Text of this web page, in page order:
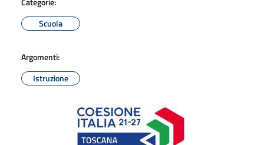
Scuola
Argomenti:
Istruzione